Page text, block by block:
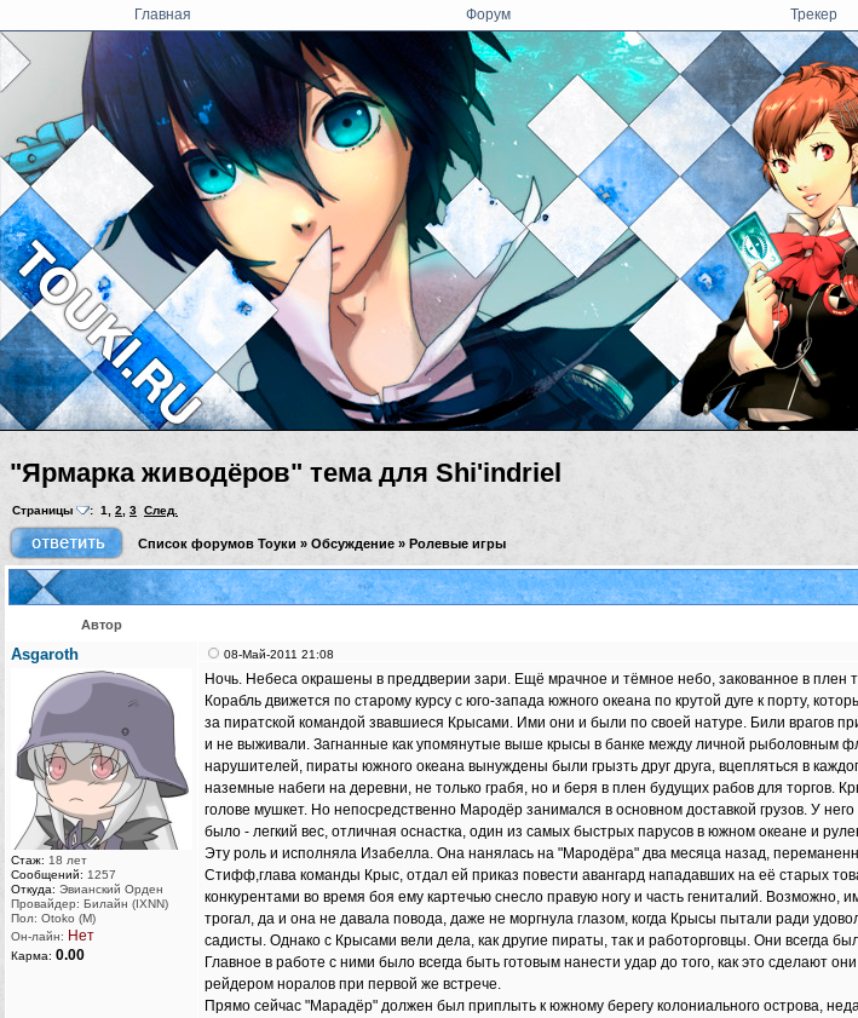
Главная Форум Трекер
"Ярмарка живодёров" тема для Shi'indriel
Страницы : 1, 2, 3 След.
Список форумов Тоуки » Обсуждение » Ролевые игры
Автор
Asgaroth
Стаж: 18 лет
Сообщений: 1257
Откуда: Эвианский Орден
Провайдер: Билайн (IXNN)
Пол: Otoko (M)
Он-лайн: Нет
Карма: 0.00
08-Май-2011 21:08
Ночь. Небеса окрашены в преддверии зари. Ещё мрачное и тёмное небо, закованное в плен
Корабль движется по старому курсу с юго-запада южного океана по крутой дуге к порту,
за пиратской командой звавшиеся Крысами. Ими они и были по своей натуре. Били врагов
и не выживали. Загнанные как упомянутые выше крысы в банке между личной рыболовным
нарушителей, пираты южного океана вынуждены были грызть друг друга, вцепляться в
наземные набеги на деревни, не только грабя, но и беря в плен будущих рабов для
голове мушкет. Но непосредственно Мародёр занимался в основном доставкой грузов. У
было - легкий вес, отличная оснастка, один из самых быстрых парусов в южном океане и
Эту роль и исполняла Изабелла. Она нанялась на "Мародёра" два месяца назад,
Стифф,глава команды Крыс, отдал ей приказ повести авангард нападавших на её старых
конкурентами во время боя ему картечью снесло правую ногу и часть гениталий. Возможно,
трогал, да и она не давала повода, даже не моргнула глазом, когда Крысы пытали ради
садисты. Однако с Крысами вели дела, как другие пираты, так и работорговцы. Они всегда
Главное в работе с ними было всегда быть готовым нанести удар до того, как это сделают
рейдером норалов при первой же встрече.
Прямо сейчас "Марадёр" должен был приплыть к южному берегу колониального острова,